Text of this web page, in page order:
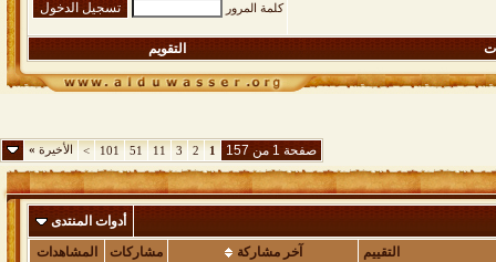
كلمة المرور
التقويم
صفحة 1 من 157 1
2
3
11
51
101
> الأخيرة»
أدوات المنتدى
التقييم
آخر مشاركة مشاركات المشاهدات